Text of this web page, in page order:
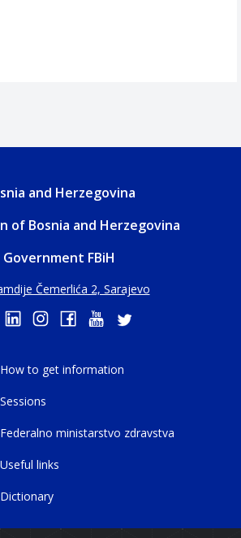
and Herzegovina
of Bosnia and Herzegovina
Government FBiH
Čemerlića 2, Sarajevo
How to get information
Sessions
Federalno ministarstvo zdravstva
Useful links
Dictionary